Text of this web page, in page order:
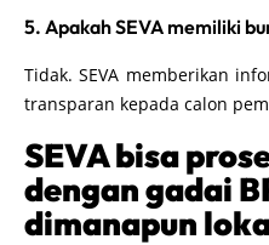
5. Apakah SEVA memiliki
Tidak. SEVA memberikan
transparan kepada calon
SEVA bisa
dengan gadai
dimanapun